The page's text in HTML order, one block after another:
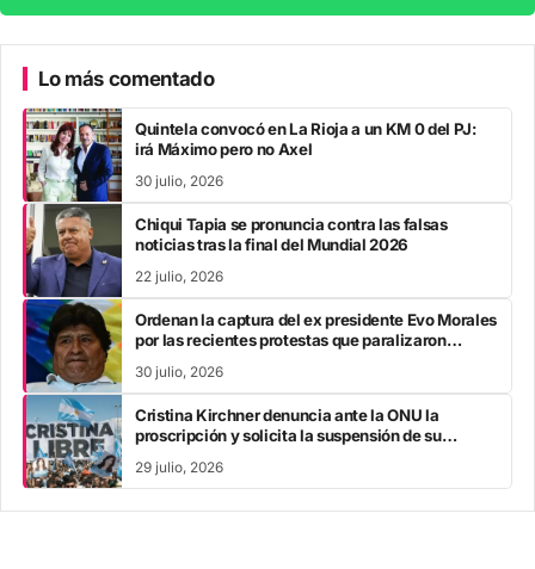
Lo más comentado
Quintela convocó en La Rioja a un KM 0 del PJ:
irá Máximo pero no Axel
30 julio, 2026
Chiqui Tapia se pronuncia contra las falsas
noticias tras la final del Mundial 2026
22 julio, 2026
Ordenan la captura del ex presidente Evo Morales
por las recientes protestas que paralizaron
30 julio, 2026
Cristina Kirchner denuncia ante la ONU la
proscripción y solicita la suspensión de su
29 julio, 2026